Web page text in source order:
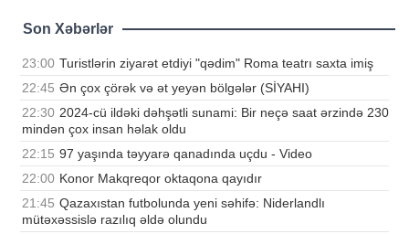
Son Xəbərlər
23:00 Turistlərin ziyarət etdiyi "qədim" Roma teatrı saxta imiş
22:45 Ən çox çörək və ət yeyən bölgələr (SİYAHI)
22:30 2024-cü ildəki dəhşətli sunami: Bir neçə saat ərzində 230
mindən çox insan həlak oldu
22:15 97 yaşında təyyarə qanadında uçdu - Video
22:00 Konor Makqreqor oktaqona qayıdır
21:45 Qazaxıstan futbolunda yeni səhifə: Niderlandlı
mütəxəssislə razılıq əldə olundu